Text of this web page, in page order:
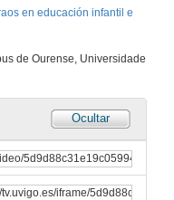
en educación infantil e
de Ourense, Universidade
Ocultar